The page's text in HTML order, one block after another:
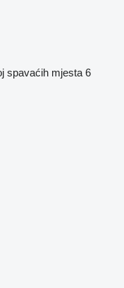
spavaćih mjesta 6